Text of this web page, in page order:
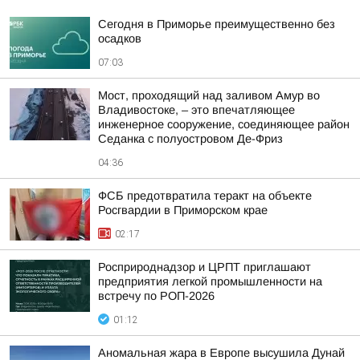
Сегодня в Приморье преимущественно без
осадков
07:03
Мост, проходящий над заливом Амур во
Владивостоке, – это впечатляющее
инженерное сооружение, соединяющее район
Седанка с полуостровом Де-Фриз
04:36
ФСБ предотвратила теракт на объекте
Росгвардии в Приморском крае
02:17
Росприроднадзор и ЦРПТ приглашают
предприятия легкой промышленности на
встречу по РОП-2026
01:12
Аномальная жара в Европе высушила Дунай